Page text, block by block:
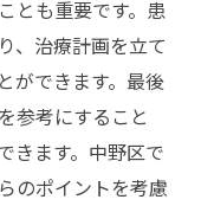
せられる歯医
イド
きポイント
とも重要です。患
、治療計画を立て
ができます。最後
参考にすること
きます。中野区で
のポイントを考慮